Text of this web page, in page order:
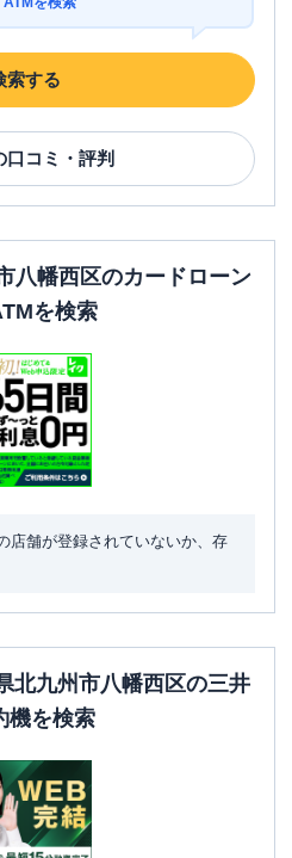
索する
口コミ・評判
八幡西区のカードローン
を検索
店舗が登録されていないか、存
北九州市八幡西区の三井
機を検索